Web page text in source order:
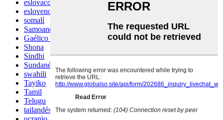
eslovaco
esloveno
somalí
Samoano
Gaélico escocés
Shona
Sindhi
Sundanés
swahili
Tayiko
Tamil
Telugu
tailandés